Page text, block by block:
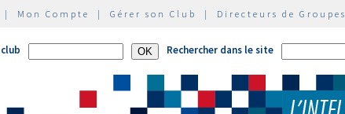
| Mon Compte | Gérer son Club | Directeurs de Groupes
Rechercher dans le site